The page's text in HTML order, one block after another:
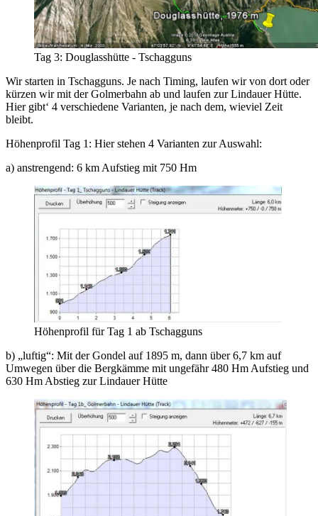
Tag 3: Douglasshütte - Tschagguns
Wir starten in Tschagguns. Je nach Timing, laufen wir von dort oder
kürzen wir mit der Golmerbahn ab und laufen zur Lindauer Hütte.
Hier gibt‘ 4 verschiedene Varianten, je nach dem, wieviel Zeit
bleibt.
Höhenprofil Tag 1: Hier stehen 4 Varianten zur Auswahl:
a) anstrengend: 6 km Aufstieg mit 750 Hm
Höhenprofil für Tag 1 ab Tschagguns
b) „luftig“: Mit der Gondel auf 1895 m, dann über 6,7 km auf
Umwegen über die Bergkämme mit ungefähr 480 Hm Aufstieg und
630 Hm Abstieg zur Lindauer Hütte